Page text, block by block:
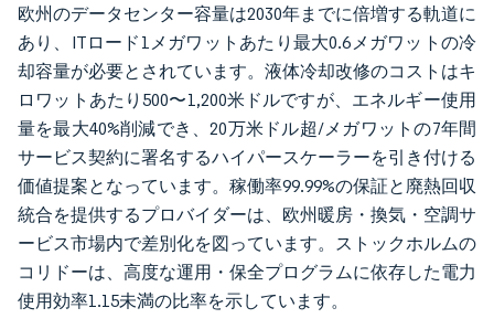
欧州のデータセンター容量は2030年までに倍増する軌道に
あり、ITロード1メガワットあたり最大0.6メガワットの冷
却容量が必要とされています。液体冷却改修のコストはキ
ロワットあたり500〜1,200米ドルですが、エネルギー使用
量を最大40%削減でき、20万米ドル超/メガワットの7年間
サービス契約に署名するハイパースケーラーを引き付ける
価値提案となっています。稼働率99.99%の保証と廃熱回収
統合を提供するプロバイダーは、欧州暖房・換気・空調サ
ービス市場内で差別化を図っています。ストックホルムの
コリドーは、高度な運用・保全プログラムに依存した電力
使用効率1.15未満の比率を示しています。